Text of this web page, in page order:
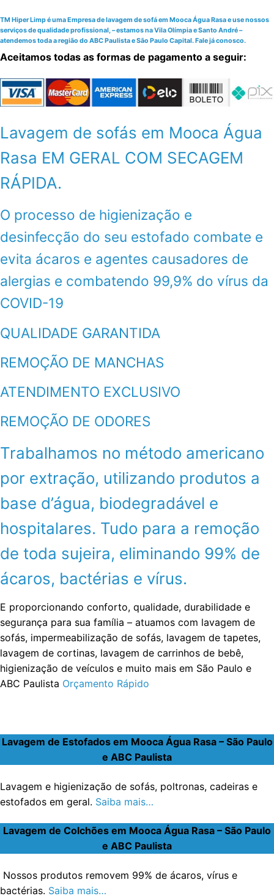
TM Hiper Limp é uma Empresa de lavagem de sofá em Mooca Água Rasa e use nossos
serviços de qualidade profissional, – estamos na Vila Olímpia e Santo André –
atendemos toda a região do ABC Paulista e São Paulo Capital. Fale já conosco.
Aceitamos todas as formas de pagamento a seguir:
Lavagem de sofás em Mooca Água
Rasa EM GERAL COM SECAGEM
RÁPIDA.
O processo de higienização e
desinfecção do seu estofado combate e
evita ácaros e agentes causadores de
alergias e combatendo 99,9% do vírus da
COVID-19
QUALIDADE GARANTIDA
REMOÇÃO DE MANCHAS
ATENDIMENTO EXCLUSIVO
REMOÇÃO DE ODORES
Trabalhamos no método americano
por extração, utilizando produtos a
base d’água, biodegradável e
hospitalares. Tudo para a remoção
de toda sujeira, eliminando 99% de
ácaros, bactérias e vírus.
E proporcionando conforto, qualidade, durabilidade e
segurança para sua família – atuamos com lavagem de
sofás, impermeabilização de sofás, lavagem de tapetes,
lavagem de cortinas, lavagem de carrinhos de bebê,
higienização de veículos e muito mais em São Paulo e
ABC Paulista Orçamento Rápido
Lavagem de Estofados em Mooca Água Rasa – São Paulo
e ABC Paulista
Lavagem e higienização de sofás, poltronas, cadeiras e
estofados em geral. Saiba mais…
Lavagem de Colchões em Mooca Água Rasa – São Paulo
e ABC Paulista
Nossos produtos removem 99% de ácaros, vírus e
bactérias. Saiba mais…